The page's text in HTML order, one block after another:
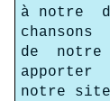
à notre
de notre
notre site